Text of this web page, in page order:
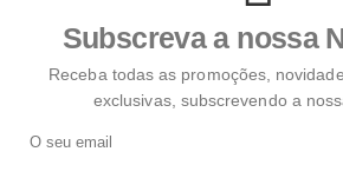
Subscreva a nossa
Receba todas as promoções,
exclusivas, subscrevendo a